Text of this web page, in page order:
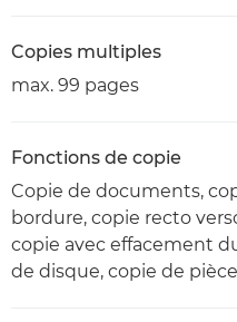
Copies multiples
max. 99 pages
Fonctions de copie
Copie de documents,
bordure, copie recto
copie avec effacement
de disque, copie de